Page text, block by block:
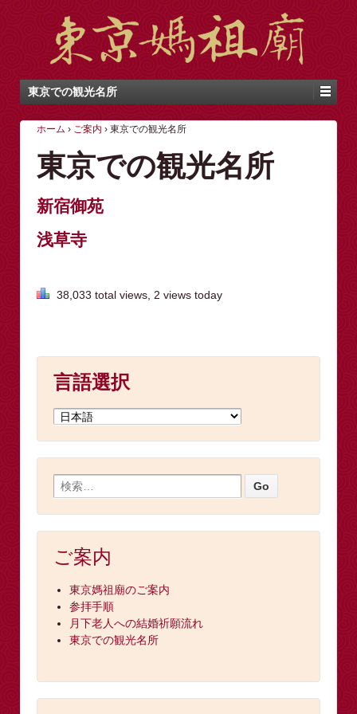
東京での観光名所
ホーム › ご案内 › 東京での観光名所
東京での観光名所
新宿御苑
浅草寺
38,033 total views, 2 views today
言語選択
ご案内
東京媽祖廟のご案内
参拝手順
月下老人への結婚祈願流れ
東京での観光名所